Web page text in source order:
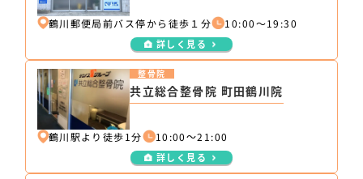
鶴川郵便局前バス停から徒歩１分 10:00〜19:30
詳しく見る
共立総合整骨院 町田鶴川院
整骨院
鶴川駅より徒歩1分 10:00～21:00
詳しく見る